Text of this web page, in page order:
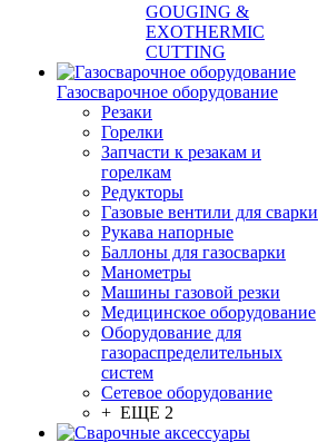
GOUGING &
EXOTHERMIC
CUTTING
Газосварочное оборудование
Резаки
Горелки
Запчасти к резакам и
горелкам
Редукторы
Газовые вентили для сварки
Рукава напорные
Баллоны для газосварки
Манометры
Машины газовой резки
Медицинское оборудование
Оборудование для
газораспределительных
систем
Сетевое оборудование
+ ЕЩЕ 2